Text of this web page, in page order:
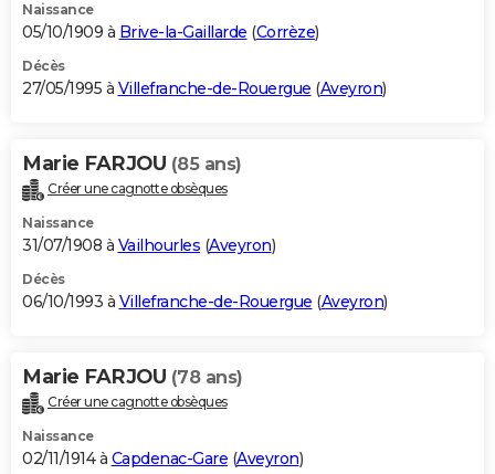
Naissance
05/10/1909 à Brive-la-Gaillarde (Corrèze)
Décès
27/05/1995 à Villefranche-de-Rouergue (Aveyron)
Marie FARJOU (85 ans)
Créer une cagnotte obsèques
Naissance
31/07/1908 à Vailhourles (Aveyron)
Décès
06/10/1993 à Villefranche-de-Rouergue (Aveyron)
Marie FARJOU (78 ans)
Créer une cagnotte obsèques
Naissance
02/11/1914 à Capdenac-Gare (Aveyron)